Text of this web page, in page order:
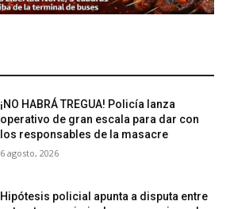
¡NO HABRÁ TREGUA! Policía lanza
operativo de gran escala para dar con
los responsables de la masacre
6 agosto, 2026
Hipótesis policial apunta a disputa entre